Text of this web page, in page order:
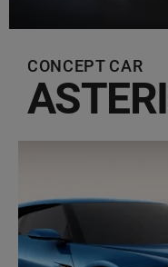
CONCEPT CAR